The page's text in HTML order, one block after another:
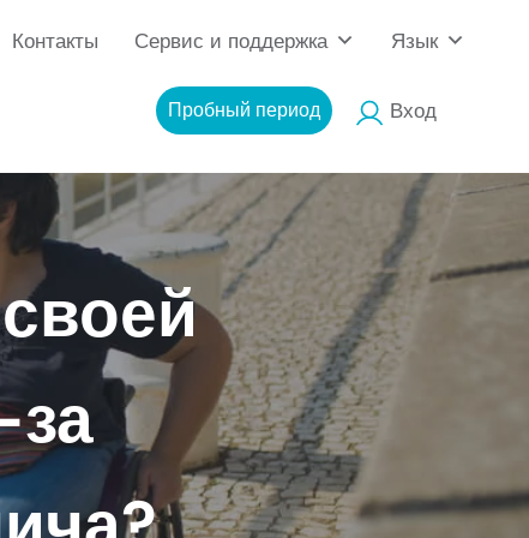
Пробный период Вход
Контакты Сервис и поддержка Язык